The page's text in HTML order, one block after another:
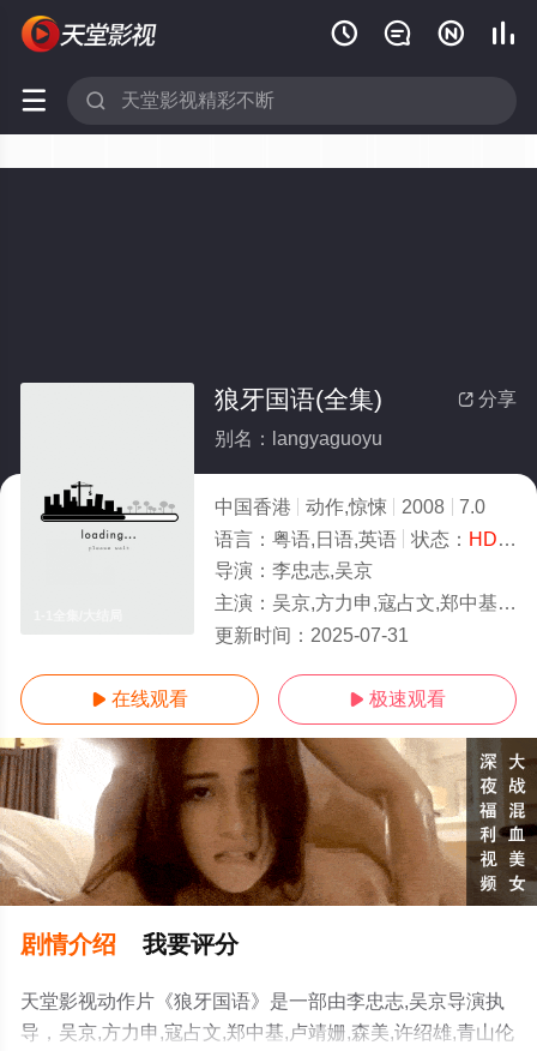
   
 
 分享
狼牙国语(全集)
别名：langyaguoyu
中国香港 动作,惊悚 2008
7.0
语言： 粤语,日语,英语 状态： HD/高清
导演： 李忠志,吴京
主演： 吴京,方力申,寇占文,郑中基,卢靖姗,森美,许绍雄,青山伦子,林雪,姜宝成,郑浩南,田启文,惠英红,黄伟亮
更新时间： 2025-07-31
 在线观看  极速观看
剧情介绍 我要评分
天堂影视动作片《狼牙国语》是一部由李忠志,吴京导演执
导，吴京,方力申,寇占文,郑中基,卢靖姗,森美,许绍雄,青山伦